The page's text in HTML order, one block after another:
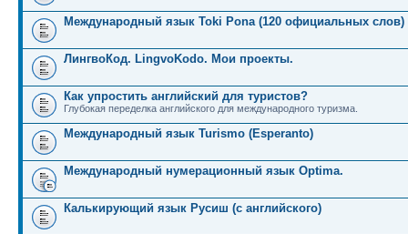
Международный язык Toki Pona (120 официальных слов)
ЛингвоКод. LingvoKodo. Мои проекты.
Как упростить английский для туристов?
Глубокая переделка английского для международного туризма.
Международный язык Turismo (Esperanto)
Международный нумерационный язык Optima.
Калькирующий язык Русиш (с английского)